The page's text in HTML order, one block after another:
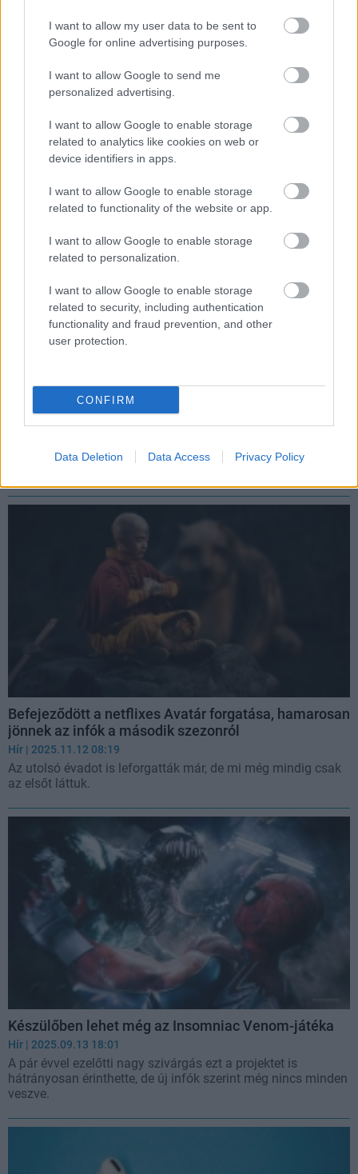
I want to allow my user data to be sent to
Google for online advertising purposes.
I want to allow Google to send me
personalized advertising.
I want to allow Google to enable storage
related to analytics like cookies on web or
device identifiers in apps.
I want to allow Google to enable storage
related to functionality of the website or app.
I want to allow Google to enable storage
related to personalization.
I want to allow Google to enable storage
related to security, including authentication
functionality and fraud prevention, and other
user protection.
CONFIRM
Data Deletion Data Access Privacy Policy
Kiderült, hogy a Rockstar még több embert rúgott ki
| 2026.01.13 16:59
További legalább három embernek kellett távoznia a
Rockstartól, a 34 kirúgott dolgozót sem hajlandóak
Ez a srác épített egy teljesen funkcionális PokéDexet
Kamerájával képes felismerni a felmutatott pokémonokat, és
Befejeződött a netflixes Avatár forgatása, hamarosan
jönnek az infók a második szezonról
Hír | 2025.11.12 08:19
Az utolsó évadot is leforgatták már, de mi még mindig csak
az elsőt láttuk.
Készülőben lehet még az Insomniac Venom-játéka
Hír | 2025.09.13 18:01
A pár évvel ezelőtti nagy szivárgás ezt a projektet is
hátrányosan érinthette, de új infók szerint még nincs minden
veszve.